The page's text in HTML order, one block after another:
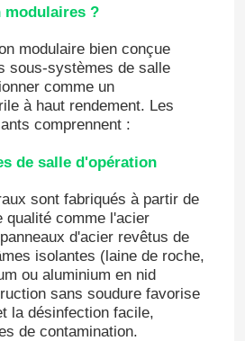
modulaires ?
modulaire bien conçue
sous-systèmes de salle
comme un
à haut rendement. Les
comprennent :
de salle d'opération
sont fabriqués à partir de
qualité comme l'acier
d'acier revêtus de
isolantes (laine de roche,
ou aluminium en nid
sans soudure favorise
la désinfection facile,
de contamination.